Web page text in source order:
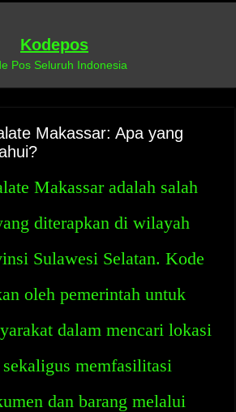
Kodepos
Pos Seluruh Indonesia
Makassar: Apa yang
Makassar adalah salah
diterapkan di wilayah
Sulawesi Selatan. Kode
oleh pemerintah untuk
dalam mencari lokasi
memfasilitasi
dan barang melalui